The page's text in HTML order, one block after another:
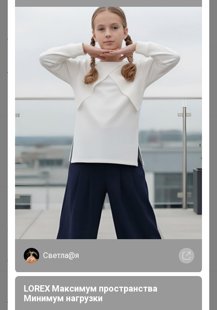
Как сделать заказ?
Доставка
Шоурумы
Торговые марки
Реклама на сайте
Поставщикам
Вакансии
support@24-ok.ru
Написать в поддержку
Защита покупателя
О нас
Все предложения
Анонсы
Светла@я
LOREX Максимум пространства
Минимум нагрузки